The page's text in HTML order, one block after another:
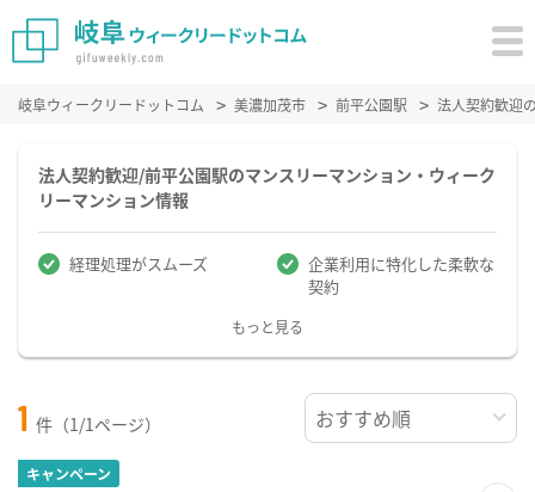
岐阜ウィークリードットコム 美濃加茂市 前平公園駅 法人契約歓迎
法人契約歓迎/前平公園駅のマンスリーマンション・ウィーク
リーマンション情報
経理処理がスムーズ
企業利用に特化した柔軟な
契約
もっと見る
1 件（1/1ページ）
キャンペーン